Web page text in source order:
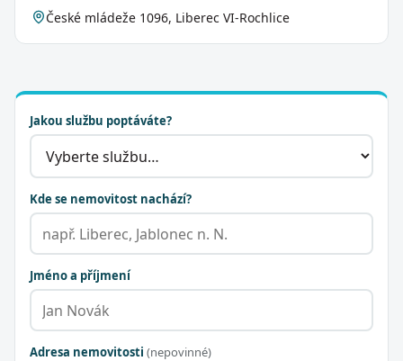
České mládeže 1096, Liberec VI-Rochlice
Jakou službu poptáváte?
Kde se nemovitost nachází?
Jméno a příjmení
Adresa nemovitosti (nepovinné)